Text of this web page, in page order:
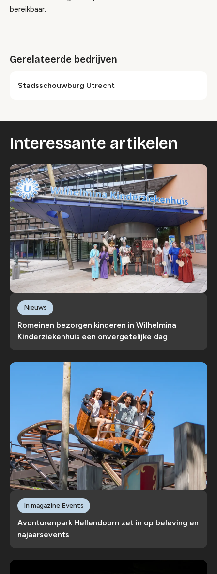
bereikbaar.
Gerelateerde bedrijven
Stadsschouwburg Utrecht
Interessante artikelen
Romeinen bezorgen kinderen in Wilhelmina
Kinderziekenhuis een onvergetelijke dag
Nieuws
Avonturenpark Hellendoorn zet in op beleving en
najaarsevents
In magazine Events